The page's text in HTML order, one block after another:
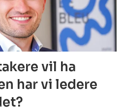
vil ha
har vi ledere